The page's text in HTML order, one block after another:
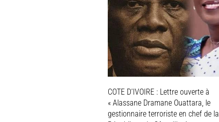
COTE D’IVOIRE : Lettre ouverte à
« Alassane Dramane Ouattara, le
gestionnaire terroriste en chef de la